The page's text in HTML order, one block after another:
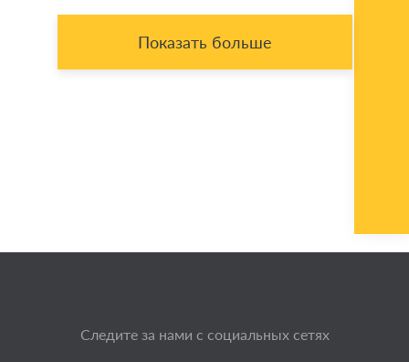
Показать больше
Следите за нами с социальных сетях